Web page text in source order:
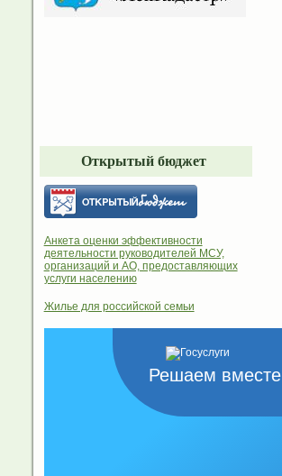
Открытый бюджет
Анкета оценки эффективности
деятельности руководителей МСУ,
организаций и АО, предоставляющих
услуги населению
Жилье для российской семьи
Решаем вместе